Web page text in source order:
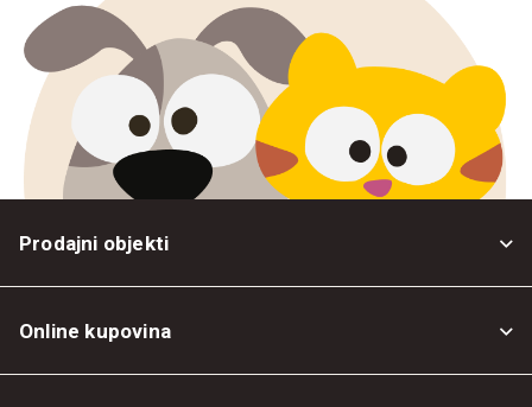
Prodajni objekti
Online kupovina